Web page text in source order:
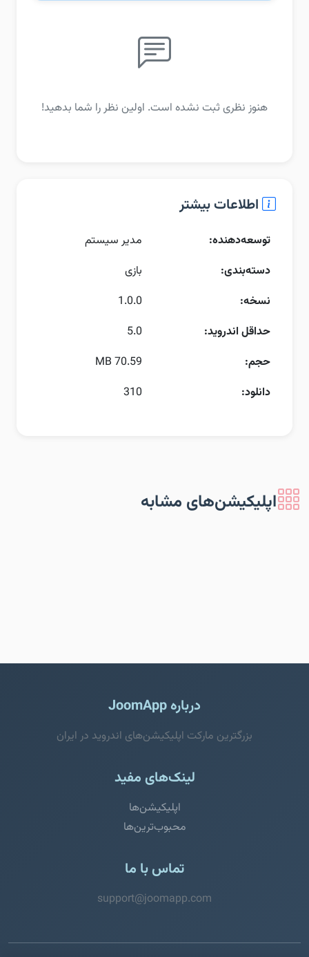
هنوز نظری ثبت نشده است. اولین نظر را شما بدهید!
اطلاعات بیشتر
توسعه‌دهنده:
مدیر سیستم
دسته‌بندی:
بازی
نسخه:
1.0.0
حداقل اندروید:
5.0
حجم:
70.59 MB
دانلود:
310
اپلیکیشن‌های مشابه
درباره JoomApp
بزرگترین مارکت اپلیکیشن‌های اندروید در ایران
لینک‌های مفید
اپلیکیشن‌ها
محبوب‌ترین‌ها
تماس با ما
support@joomapp.com